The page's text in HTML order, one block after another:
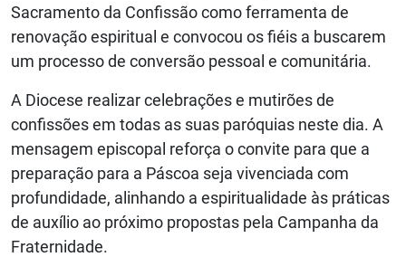
Sacramento da Confissão como ferramenta de
renovação espiritual e convocou os fiéis a buscarem
um processo de conversão pessoal e comunitária.
A Diocese realizar celebrações e mutirões de
confissões em todas as suas paróquias neste dia. A
mensagem episcopal reforça o convite para que a
preparação para a Páscoa seja vivenciada com
profundidade, alinhando a espiritualidade às práticas
de auxílio ao próximo propostas pela Campanha da
Fraternidade.